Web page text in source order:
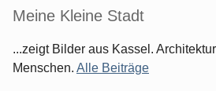
Meine Kleine Stadt
...zeigt Bilder aus Kassel.
Menschen. Alle Beiträge